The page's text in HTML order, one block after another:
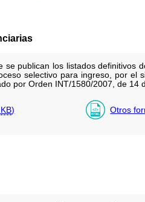
publican los listados definitivos
selectivo para ingreso, por el
por Orden INT/1580/2007, de 14
KB) Otros